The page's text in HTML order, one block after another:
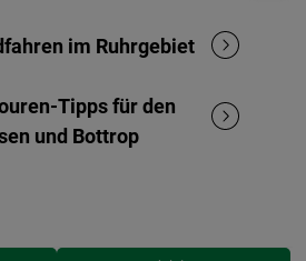
im Ruhrgebiet
Tipps für den
und Bottrop